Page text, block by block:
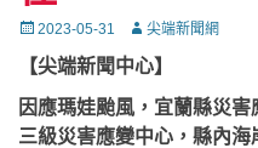
Posted
2023-05-31 Autor尖端新聞網
【尖端新聞中心】
因應瑪娃颱風，宜蘭縣災
三級災害應變中心，縣內